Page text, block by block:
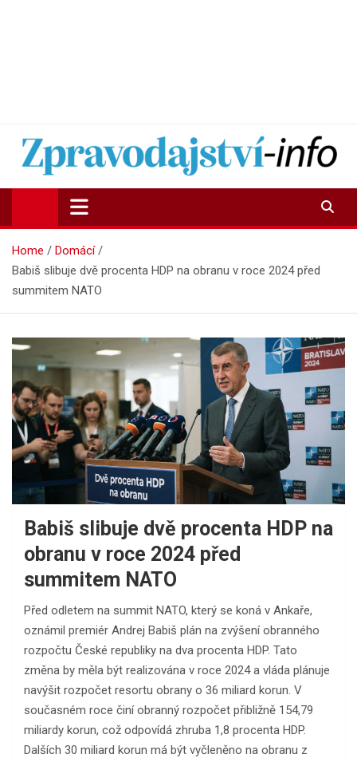
Zpravodajství-info.cz
Aktuality a informace on-line
Home
Domácí
Babiš slibuje dvě procenta HDP na obranu v roce 2024 před
summitem NATO
Babiš slibuje dvě procenta HDP na
obranu v roce 2024 před
summitem NATO
Před odletem na summit NATO, který se koná v Ankaře,
oznámil premiér Andrej Babiš plán na zvýšení obranného
rozpočtu České republiky na dva procenta HDP. Tato
změna by měla být realizována v roce 2024 a vláda plánuje
navýšit rozpočet resortu obrany o 36 miliard korun. V
současném roce činí obranný rozpočet přibližně 154,79
miliardy korun, což odpovídá zhruba 1,8 procenta HDP.
Dalších 30 miliard korun má být vyčleněno na obranu z